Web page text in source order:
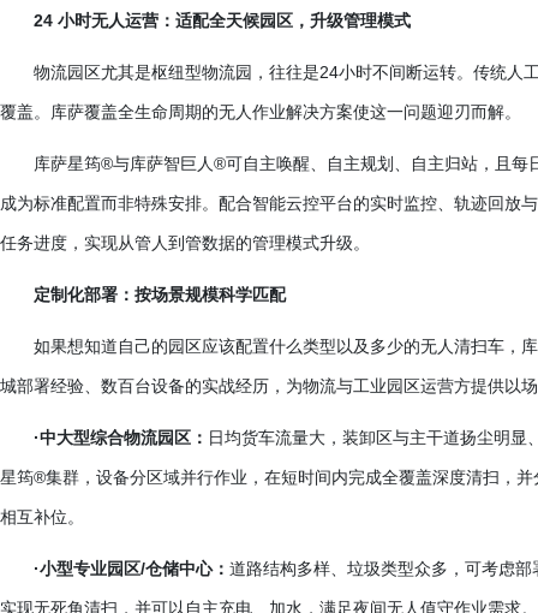
24 小时无人运营：适配全天候园区，升级管理模式
物流园区尤其是枢纽型物流园，往往是24小时不间断运转。传统人
覆盖。库萨覆盖全生命周期的无人作业解决方案使这一问题迎刃而解。
库萨星筠®与库萨智巨人®可自主唤醒、自主规划、自主归站，且
成为标准配置而非特殊安排。配合智能云控平台的实时监控、轨迹回放
任务进度，实现从管人到管数据的管理模式升级。
定制化部署：按场景规模科学匹配
如果想知道自己的园区应该配置什么类型以及多少的无人清扫车，
城部署经验、数百台设备的实战经历，为物流与工业园区运营方提供以
·中大型综合物流园区： 日均货车流量大，装卸区与主干道扬尘明
星筠®集群，设备分区域并行作业，在短时间内完成全覆盖深度清扫，
相互补位。
·小型专业园区/仓储中心： 道路结构多样、垃圾类型众多，可考虑部
实现无死角清扫，并可以自主充电、加水，满足夜间无人值守作业需求。